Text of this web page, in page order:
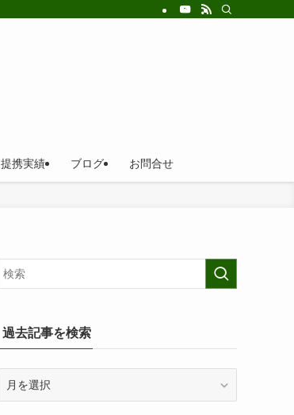
提携実績 ブログ お問合せ
過去記事を検索